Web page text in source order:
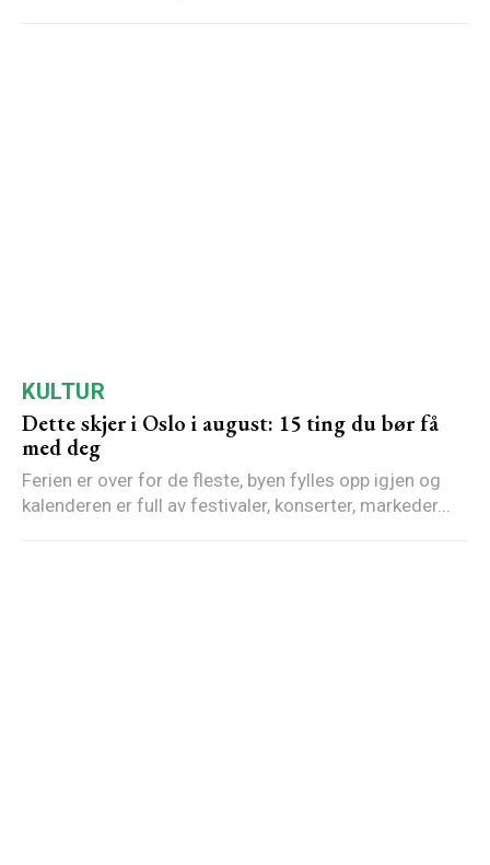
KULTUR
Dette skjer i Oslo i august: 15 ting du bør få
med deg
Ferien er over for de fleste, byen fylles opp igjen og
kalenderen er full av festivaler, konserter, markeder...